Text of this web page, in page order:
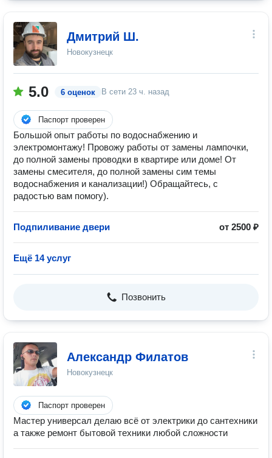
Дмитрий Ш.
Новокузнецк
5.0 6 оценок В сети 23 ч. назад
Паспорт проверен
Большой опыт работы по водоснабжению и
электромонтажу! Провожу работы от замены лампочки,
до полной замены проводки в квартире или доме! От
замены смесителя, до полной замены сим темы
водоснабжения и канализации!) Обращайтесь, с
радостью вам помогу).
Подпиливание двери от 2500 ₽
Ещё 14 услуг
Позвонить
Александр Филатов
Новокузнецк
Паспорт проверен
Мастер универсал делаю всё от электрики до сантехники
а также ремонт бытовой техники любой сложности